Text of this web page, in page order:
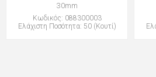
30mm
Κωδικός: 088300003
Ελάχιστη Ποσότητα: 50 (Κουτί)